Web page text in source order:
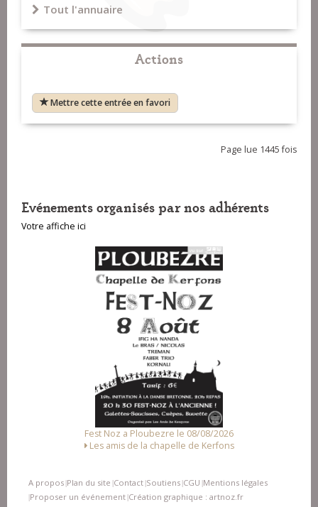
Tout l'annuaire
Actions
Mettre cette entrée en favori
Page lue 1445 fois
Evénements organisés par nos adhérents
Votre affiche ici
le 08/08/2026
la chapelle de Kerfons
Fest-deiz ha noz a Pluzunet
A propos Plan du site Contact Soutiens CGU Mentions légales
Proposer un événement Création graphique : artnoz.fr